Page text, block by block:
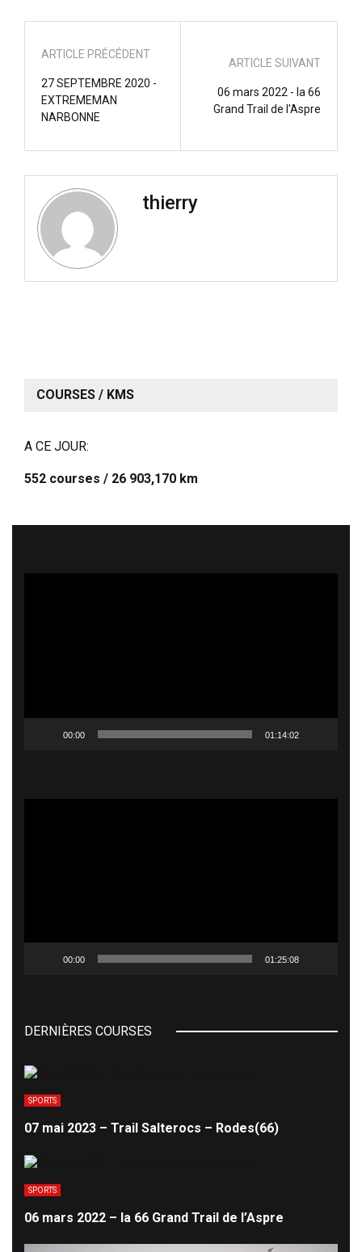
ARTICLE PRÉCÉDENT
27 SEPTEMBRE 2020 -
EXTREMEMAN
NARBONNE
ARTICLE SUIVANT
06 mars 2022 - la 66
Grand Trail de l'Aspre
thierry
COURSES / KMS
A CE JOUR:
552 courses / 26 903,170 km
00:00 01:14:02
00:00 01:25:08
DERNIÈRES COURSES
SPORTS
07 mai 2023 – Trail Salterocs – Rodes(66)
SPORTS
06 mars 2022 – la 66 Grand Trail de l’Aspre